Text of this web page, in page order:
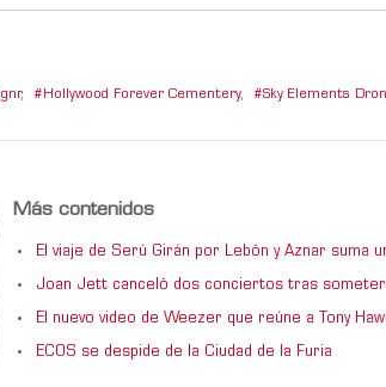
gnr, Hollywood Forever Cementery, Sky Elements
Más contenidos
El viaje de Serú Girán por Lebón y Aznar suma
Joan Jett canceló dos conciertos tras
El nuevo video de Weezer que reúne a Tony
ECOS se despide de la Ciudad de la Furia